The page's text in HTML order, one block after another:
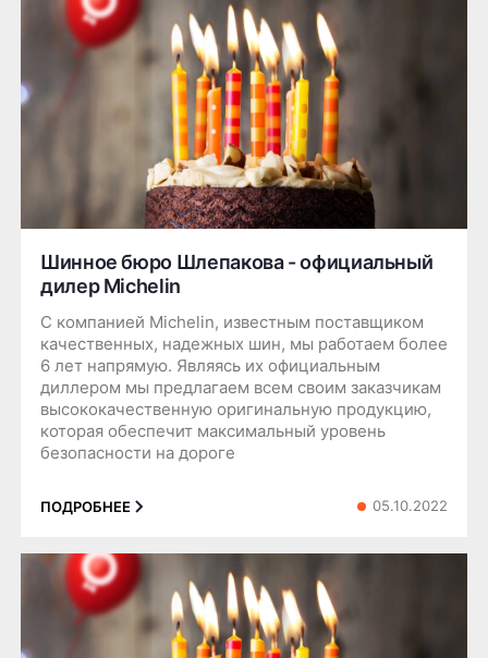
Шинное бюро Шлепакова - официальный
дилер Michelin
С компанией Michelin, известным поставщиком
качественных, надежных шин, мы работаем более
6 лет напрямую. Являясь их официальным
диллером мы предлагаем всем своим заказчикам
высококачественную оригинальную продукцию,
которая обеспечит максимальный уровень
безопасности на дороге
ПОДРОБНЕЕ 05.10.2022